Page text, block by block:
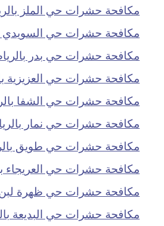
مكافحة حشرات حي الملز
مكافحة حشرات حي السويدي
مكافحة حشرات حي بدر
مكافحة حشرات حي العزيزية
مكافحة حشرات حي الشفا
مكافحة حشرات حي نمار
مكافحة حشرات حي طويق
مكافحة حشرات حي العريجاء
مكافحة حشرات حي ظهرة لبن
مكافحة حشرات حي البديعة